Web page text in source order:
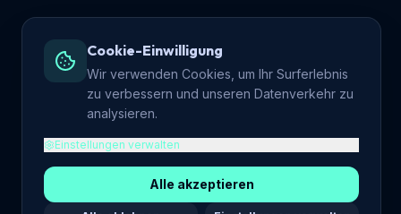
Cookie-Einwilligung
Wir verwenden Cookies, um Ihr Surferlebnis
zu verbessern und unseren Datenverkehr zu
analysieren.
Einstellungen verwalten
Alle akzeptieren